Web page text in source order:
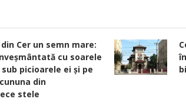
Cer un semn mare:
cu soarele
picioarele ei şi pe
din
stele